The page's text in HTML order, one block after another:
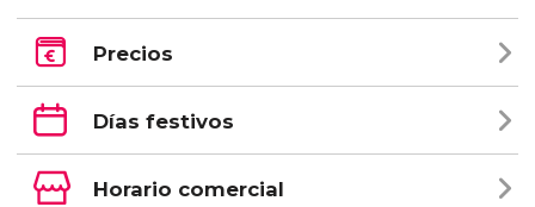
Precios
Días festivos
Horario comercial